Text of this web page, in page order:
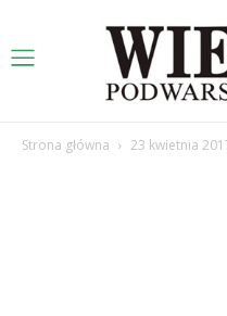
Strona główna 23 kwietnia